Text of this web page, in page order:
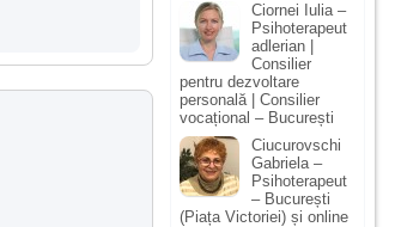
Ciornei Iulia –
Psihoterapeut
adlerian |
Consilier
pentru dezvoltare
personală | Consilier
vocațional – București
Ciucurovschi
Gabriela –
Psihoterapeut
– București
(Piața Victoriei) și online